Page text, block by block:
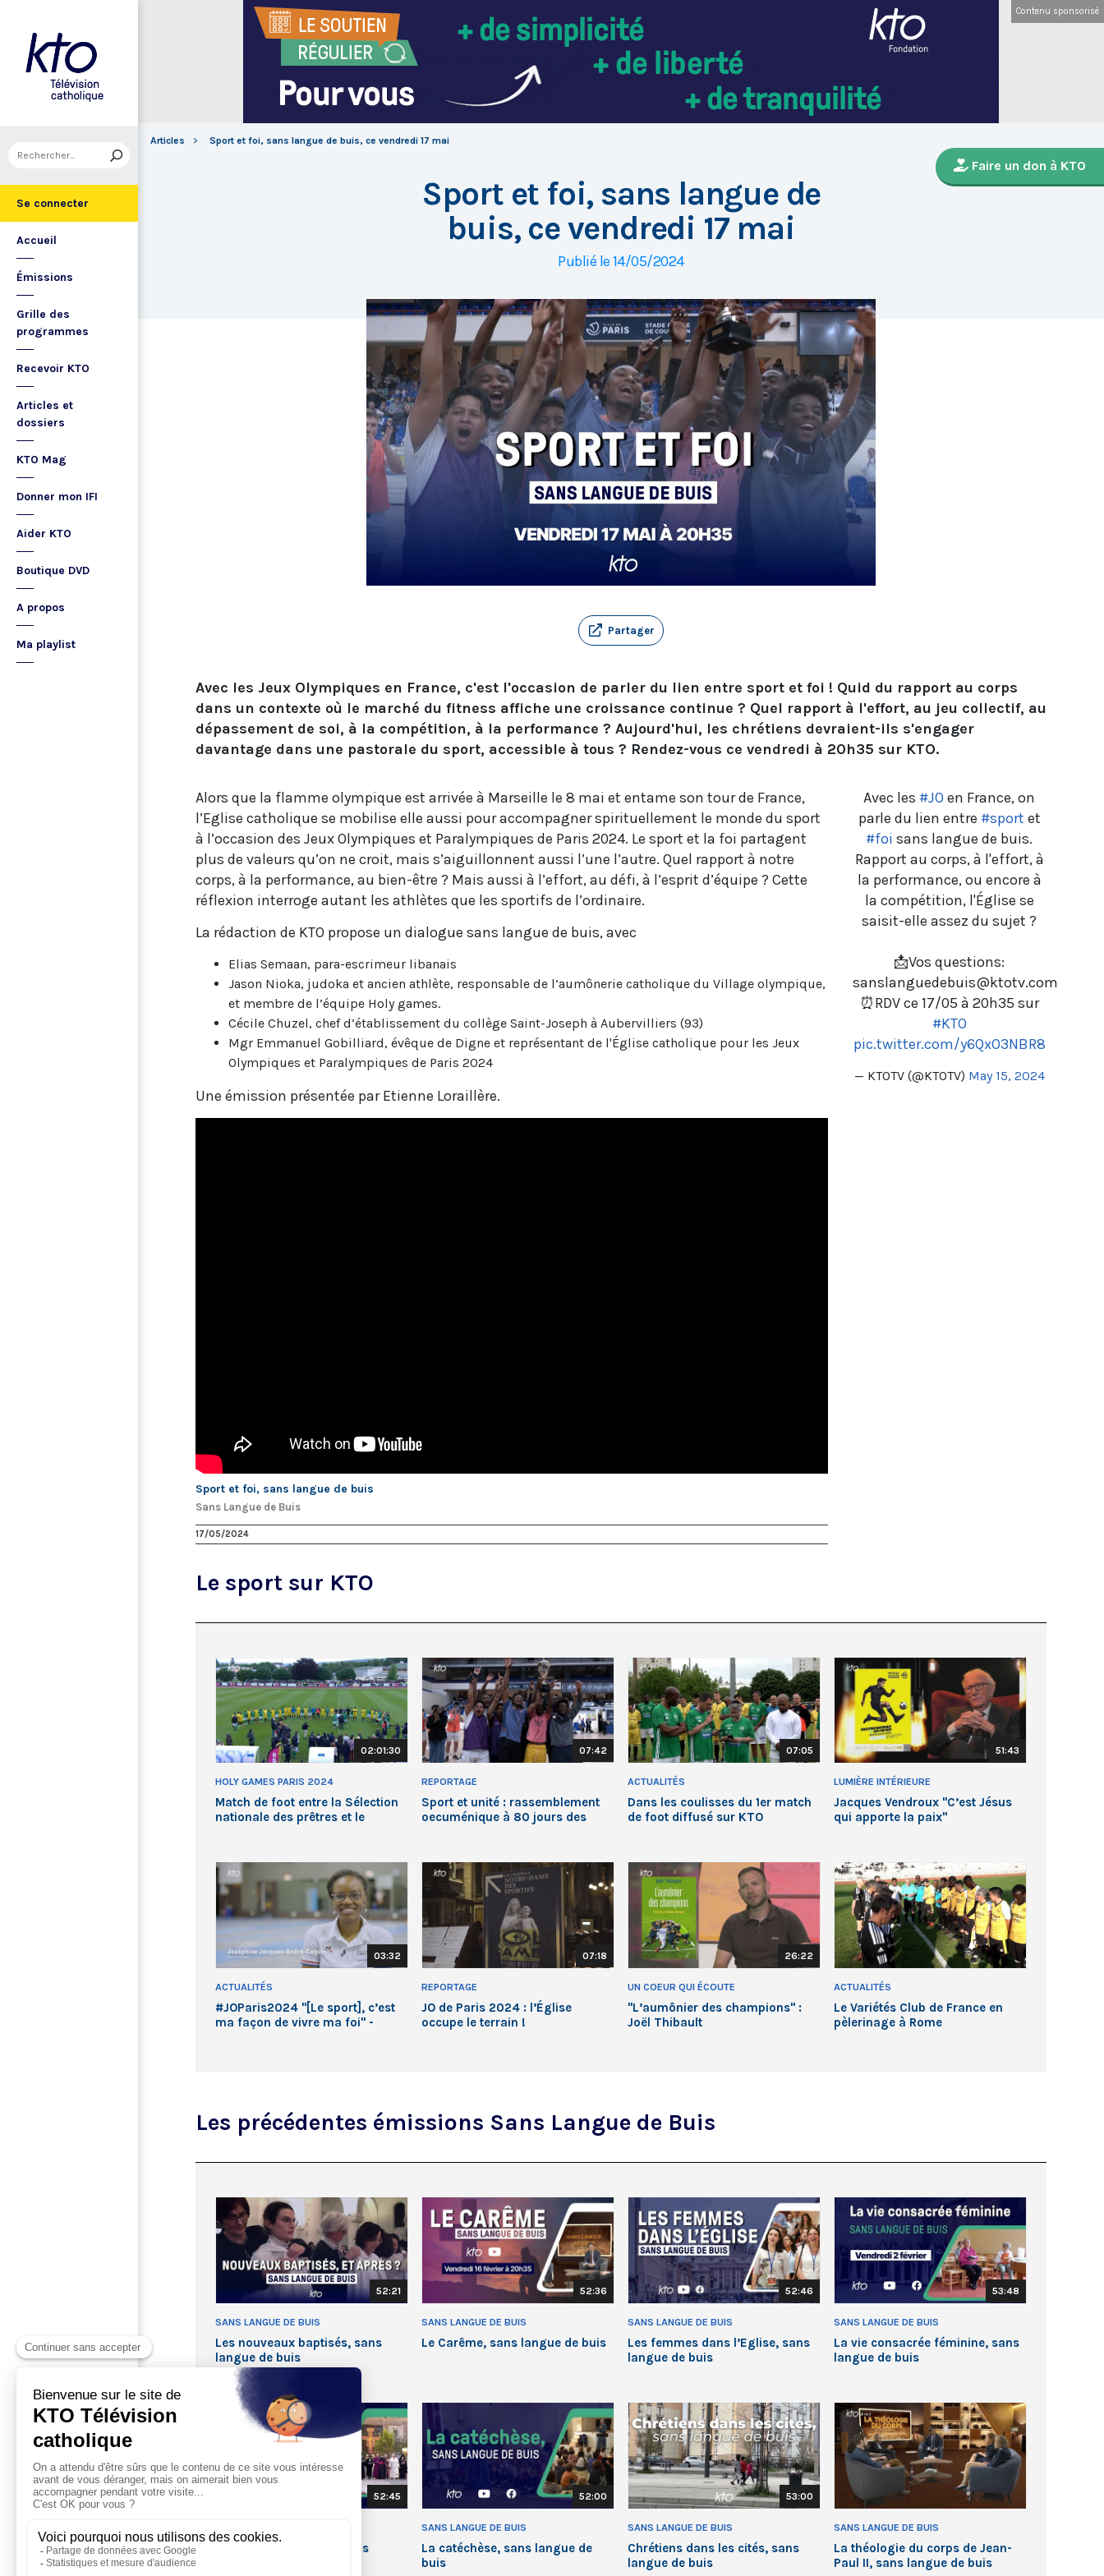
Se connecter
Accueil
Émissions
Grille des
programmes
Recevoir KTO
Articles et
dossiers
KTO Mag
Donner mon IFI
Aider KTO
Boutique DVD
A propos
Ma playlist
Contenu sponsorisé
Articles Sport et foi, sans langue de buis, ce vendredi 17 mai
Faire un don à KTO
Sport et foi, sans langue de
buis, ce vendredi 17 mai
Publié le 14/05/2024
Partager
Avec les Jeux Olympiques en France, c'est l'occasion de parler du lien entre sport et foi ! Quid du rapport au corps
dans un contexte où le marché du fitness affiche une croissance continue ? Quel rapport à l'effort, au jeu collectif, au
dépassement de soi, à la compétition, à la performance ? Aujourd'hui, les chrétiens devraient-ils s'engager
davantage dans une pastorale du sport, accessible à tous ? Rendez-vous ce vendredi à 20h35 sur KTO.
Alors que la flamme olympique est arrivée à Marseille le 8 mai et entame son tour de France,
l’Eglise catholique se mobilise elle aussi pour accompagner spirituellement le monde du sport
à l’occasion des Jeux Olympiques et Paralympiques de Paris 2024. Le sport et la foi partagent
plus de valeurs qu’on ne croit, mais s’aiguillonnent aussi l’une l’autre. Quel rapport à notre
corps, à la performance, au bien-être ? Mais aussi à l’effort, au défi, à l’esprit d’équipe ? Cette
réflexion interroge autant les athlètes que les sportifs de l’ordinaire.
La rédaction de KTO propose un dialogue sans langue de buis, avec
Elias Semaan, para-escrimeur libanais
Jason Nioka, judoka et ancien athlète, responsable de l’aumônerie catholique du Village olympique,
et membre de l’équipe Holy games.
Cécile Chuzel, chef d’établissement du collège Saint-Joseph à Aubervilliers (93)
Mgr Emmanuel Gobilliard, évêque de Digne et représentant de l'Église catholique pour les Jeux
Olympiques et Paralympiques de Paris 2024
Une émission présentée par Etienne Loraillère.
Sport et foi, sans langue de buis
Sans Langue de Buis
17/05/2024
Avec les #JO en France, on
parle du lien entre #sport et
#foi sans langue de buis.
Rapport au corps, à l'effort, à
la performance, ou encore à
la compétition, l'Église se
saisit-elle assez du sujet ?
📩Vos questions:
sanslanguedebuis@ktotv.com
⏰RDV ce 17/05 à 20h35 sur
#KTO
pic.twitter.com/y6QxO3NBR8
— KTOTV (@KTOTV) May 15, 2024
Le sport sur KTO
02:01:30
HOLY GAMES PARIS 2024
Match de foot entre la Sélection
nationale des prêtres et le
07:42
REPORTAGE
Sport et unité : rassemblement
oecuménique à 80 jours des
07:05
ACTUALITÉS
Dans les coulisses du 1er match
de foot diffusé sur KTO
51:43
LUMIÈRE INTÉRIEURE
Jacques Vendroux "C’est Jésus
qui apporte la paix"
03:32
ACTUALITÉS
#JOParis2024 "[Le sport], c’est
ma façon de vivre ma foi" -
07:18
REPORTAGE
JO de Paris 2024 : l’Église
occupe le terrain !
26:22
UN COEUR QUI ÉCOUTE
"L’aumônier des champions" :
Joël Thibault
ACTUALITÉS
Le Variétés Club de France en
pèlerinage à Rome
Les précédentes émissions Sans Langue de Buis
52:21
SANS LANGUE DE BUIS
Les nouveaux baptisés, sans
langue de buis
52:36
SANS LANGUE DE BUIS
Le Carême, sans langue de buis
52:46
SANS LANGUE DE BUIS
Les femmes dans l’Eglise, sans
langue de buis
53:48
SANS LANGUE DE BUIS
La vie consacrée féminine, sans
langue de buis
52:45
L’unité des chrétiens, sans
52:00
SANS LANGUE DE BUIS
La catéchèse, sans langue de
buis
53:00
SANS LANGUE DE BUIS
Chrétiens dans les cités, sans
langue de buis
SANS LANGUE DE BUIS
La théologie du corps de Jean-
Paul II, sans langue de buis